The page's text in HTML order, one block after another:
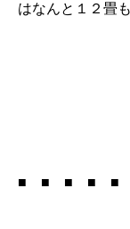
はなんと１２畳
■ ■ ■ ■ ■